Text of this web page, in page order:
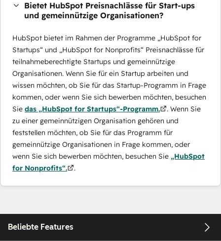
Bietet HubSpot Preisnachlässe für Start-ups
und gemeinnützige Organisationen?
HubSpot bietet im Rahmen der Programme „HubSpot for
Startups“ und „HubSpot for Nonprofits“ Preisnachlässe für
teilnahmeberechtigte Startups und gemeinnützige
Organisationen. Wenn Sie für ein Startup arbeiten und
wissen möchten, ob Sie für das Startup-Programm in Frage
kommen, oder wenn Sie sich bewerben möchten, besuchen
Sie das „HubSpot for Startups“-Programm.
. Wenn Sie
zu einer gemeinnützigen Organisation gehören und
feststellen möchten, ob Sie für das Programm für
gemeinnützige Organisationen in Frage kommen, oder
wenn Sie sich bewerben möchten, besuchen Sie „HubSpot
for Nonprofits“.
.
Beliebte Features